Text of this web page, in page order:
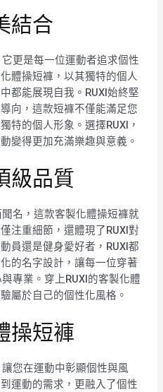
結合
更是每一位運動者追求個性
體操短褲，以其獨特的個人
都能展現自我。RUXI始終堅
向，這款短褲不僅能滿足您
特的個人形象。選擇RUXI，
變得更加充滿樂趣與意義。
級品質
名，這款客製化體操短褲就
注重細節，還體現了RUXI對
員還是健身愛好者，RUXI都
的名字設計，讓每一位穿著
專業。穿上RUXI的客製化體
屬於自己的個性化風格。
操短褲
您在運動中彰顯個性與風
運動的需求，更融入了個性